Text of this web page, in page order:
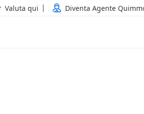
Valuta qui Diventa Agente